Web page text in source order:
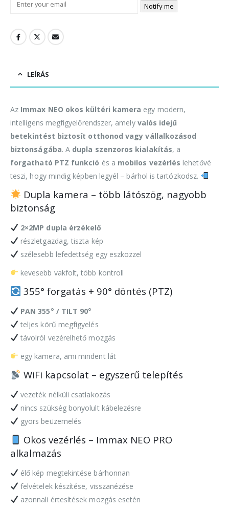
Notify me
LEÍRÁS
Az Immax NEO okos kültéri kamera egy modern,
intelligens megfigyelőrendszer, amely valós idejű
betekintést biztosít otthonod vagy vállalkozásod
biztonságába. A dupla szenzoros kialakítás, a
forgatható PTZ funkció és a mobilos vezérlés lehetővé
teszi, hogy mindig képben legyél – bárhol is tartózkodsz.
Dupla kamera – több látószög, nagyobb
biztonság
2×2MP dupla érzékelő
részletgazdag, tiszta kép
szélesebb lefedettség egy eszközzel
kevesebb vakfolt, több kontroll
355° forgatás + 90° döntés (PTZ)
PAN 355° / TILT 90°
teljes körű megfigyelés
távolról vezérelhető mozgás
egy kamera, ami mindent lát
WiFi kapcsolat – egyszerű telepítés
vezeték nélküli csatlakozás
nincs szükség bonyolult kábelezésre
gyors beüzemelés
Okos vezérlés – Immax NEO PRO
alkalmazás
élő kép megtekintése bárhonnan
felvételek készítése, visszanézése
azonnali értesítések mozgás esetén